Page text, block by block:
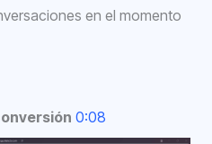
en el momento
0:08